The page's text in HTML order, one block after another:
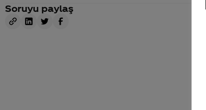
Soruyu paylaş